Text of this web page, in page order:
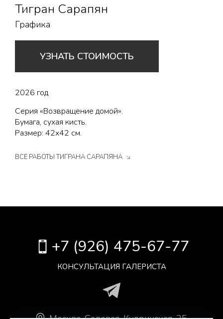
Тигран Сарапян
Графика
УЗНАТЬ СТОИМОСТЬ
2026 год
Серия «Возвращение домой».
Бумага, сухая кисть.
Размер: 42х42 см.
ВСЕ РАБОТЫ ТИГРАНА САРАПЯНА
+7 (926) 475-67-77
КОНСУЛЬТАЦИЯ ГАЛЕРИСТА